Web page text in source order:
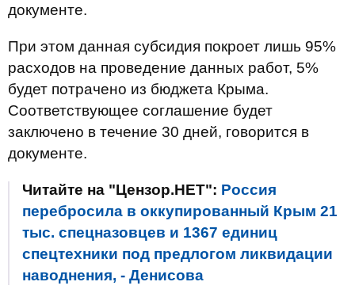
документе.
При этом данная субсидия покроет лишь 95%
расходов на проведение данных работ, 5%
будет потрачено из бюджета Крыма.
Соответствующее соглашение будет
заключено в течение 30 дней, говорится в
документе.
Читайте на "Цензор.НЕТ": Россия
перебросила в оккупированный Крым 21
тыс. спецназовцев и 1367 единиц
спецтехники под предлогом ликвидации
наводнения, - Денисова